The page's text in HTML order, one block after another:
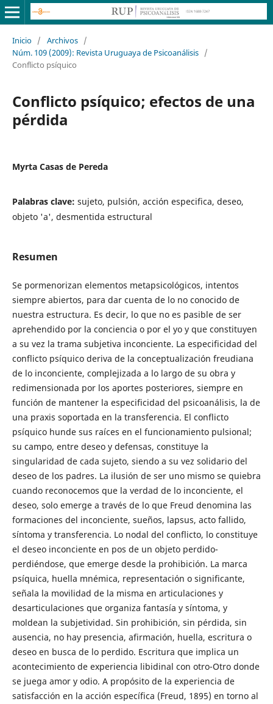
Inicio / Archivos /
Núm. 109 (2009): Revista Uruguaya de Psicoanálisis /
Conflicto psíquico
Conflicto psíquico; efectos de una
pérdida
Myrta Casas de Pereda
Palabras clave: sujeto, pulsión, acción especifica, deseo,
objeto 'a', desmentida estructural
Resumen
Se pormenorizan elementos metapsicológicos, intentos
siempre abiertos, para dar cuenta de lo no conocido de
nuestra estructura. Es decir, lo que no es pasible de ser
aprehendido por la conciencia o por el yo y que constituyen
a su vez la trama subjetiva inconciente. La especificidad del
conflicto psíquico deriva de la conceptualización freudiana
de lo inconciente, complejizada a lo largo de su obra y
redimensionada por los aportes posteriores, siempre en
función de mantener la especificidad del psicoanálisis, la de
una praxis soportada en la transferencia. El conflicto
psíquico hunde sus raíces en el funcionamiento pulsional;
su campo, entre deseo y defensas, constituye la
singularidad de cada sujeto, siendo a su vez solidario del
deseo de los padres. La ilusión de ser uno mismo se quiebra
cuando reconocemos que la verdad de lo inconciente, el
deseo, solo emerge a través de lo que Freud denomina las
formaciones del inconciente, sueños, lapsus, acto fallido,
síntoma y transferencia. Lo nodal del conflicto, lo constituye
el deseo inconciente en pos de un objeto perdido-
perdiéndose, que emerge desde la prohibición. La marca
psíquica, huella mnémica, representación o significante,
señala la movilidad de la misma en articulaciones y
desarticulaciones que organiza fantasía y síntoma, y
moldean la subjetividad. Sin prohibición, sin pérdida, sin
ausencia, no hay presencia, afirmación, huella, escritura o
deseo en busca de lo perdido. Escritura que implica un
acontecimiento de experiencia libidinal con otro-Otro donde
se juega amor y odio. A propósito de la experiencia de
satisfacción en la acción específica (Freud, 1895) en torno al